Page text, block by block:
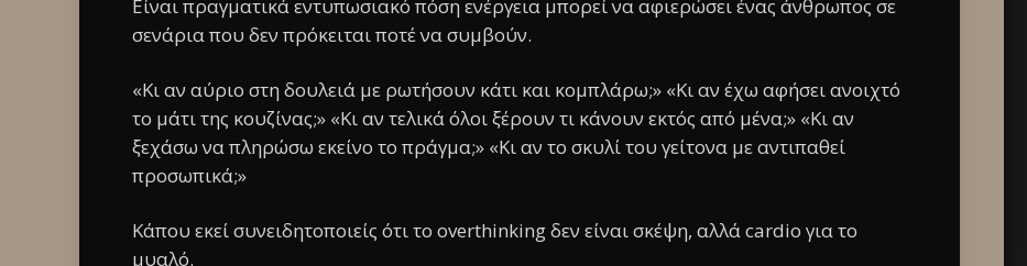
Είναι πραγματικά εντυπωσιακό πόση ενέργεια μπορεί να αφιερώσει ένας άνθρωπος σε
σενάρια που δεν πρόκειται ποτέ να συμβούν.
«Κι αν αύριο στη δουλειά με ρωτήσουν κάτι και κομπλάρω;» «Κι αν έχω αφήσει ανοιχτό
το μάτι της κουζίνας;» «Κι αν τελικά όλοι ξέρουν τι κάνουν εκτός από μένα;» «Κι αν
ξεχάσω να πληρώσω εκείνο το πράγμα;» «Κι αν το σκυλί του γείτονα με αντιπαθεί
προσωπικά;»
Κάπου εκεί συνειδητοποιείς ότι το overthinking δεν είναι σκέψη, αλλά cardio για το
μυαλό.